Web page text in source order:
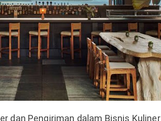
dan Pengiriman dalam Bisnis